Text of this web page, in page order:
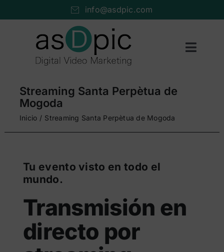
info@asdpic.com
Toggle
Producción audiovisual
Vídeo streaming
Portfolio
Cuéntanos…
Buscar:
Streaming Santa Perpètua de
Mogoda
Inicio Streaming Santa Perpètua de Mogoda
Tu evento visto en todo el
mundo.
Transmisión en
directo por